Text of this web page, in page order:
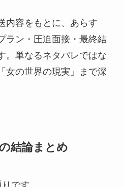
内容をもとに、あらす
ラン・圧迫面接・最終結
。単なるネタバレではな
女の世界の現実」まで深
結論まとめ